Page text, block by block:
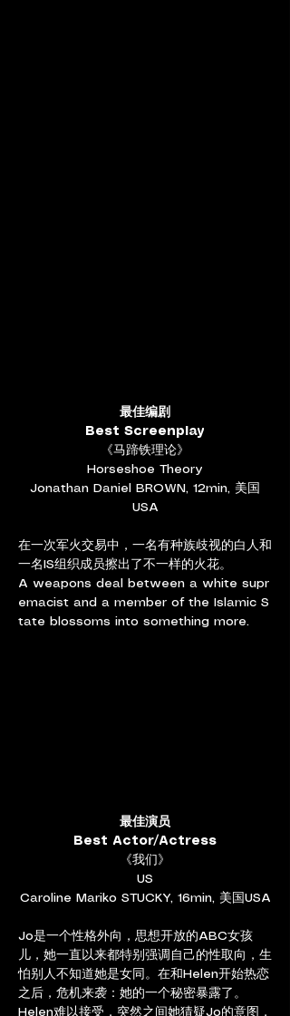
最佳编剧
Best Screenplay
《马蹄铁理论》
Horseshoe Theory
Jonathan Daniel BROWN, 12min, 美国
USA
在一次军火交易中，一名有种族歧视的白人和
一名IS组织成员擦出了不一样的火花。
A weapons deal between a white supr
emacist and a member of the Islamic S
tate blossoms into something more.
最佳演员
Best Actor/Actress
《我们》
US
Caroline Mariko STUCKY, 16min, 美国USA
Jo是一个性格外向，思想开放的ABC女孩
儿，她一直以来都特别强调自己的性取向，生
怕别人不知道她是女同。在和Helen开始热恋
之后，危机来袭：她的一个秘密暴露了。
Helen难以接受，突然之间她猜疑Jo的意图，